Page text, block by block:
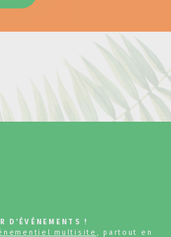
D'ÉVÉNEMENTS !
multisite
, partout en